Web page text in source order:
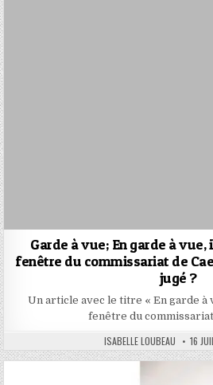
Garde à vue; En garde à
fenêtre du commissariat de
jugé ?
Un article avec le titre « En garde à
fenêtre du commissariat
AUTHOR:
ISABELLE LOUBEAU
DATE:
16